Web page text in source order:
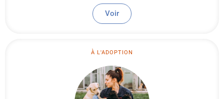
Voir
À L'ADOPTION